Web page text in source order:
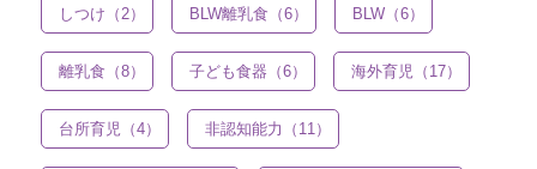
しつけ（2） BLW離乳食（6） BLW（6）
離乳食（8） 子ども食器（6） 海外育児（17）
台所育児（4） 非認知能力（11）